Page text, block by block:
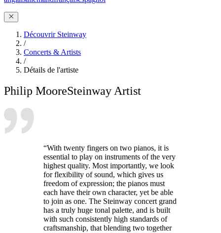
Découvrir Steinway
/
Concerts & Artists
/
Détails de l'artiste
Philip MooreSteinway Artist
“With twenty fingers on two pianos, it is
essential to play on instruments of the very
highest quality. Most importantly, we look
for flexibility of sound, which gives us
freedom of expression; the pianos must
each have their own character, yet be able
to join as one. The Steinway concert grand
has a truly huge tonal palette, and is built
with such consistently high standards of
craftsmanship, that blending two together